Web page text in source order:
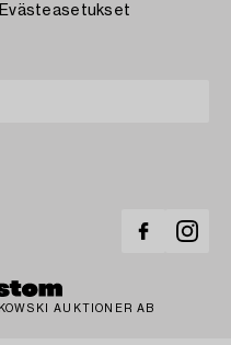
Evästeasetukset
AUKTIONER AB